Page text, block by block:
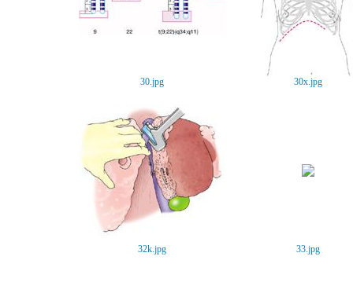
30.jpg 30x.jpg
32k.jpg 33.jpg